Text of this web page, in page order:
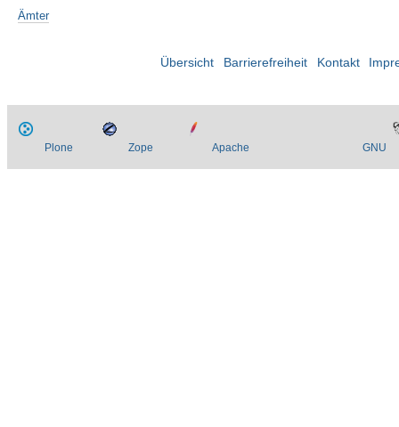
Ämter
Übersicht Barrierefreiheit Kontakt
Plone Zope Apache GNU